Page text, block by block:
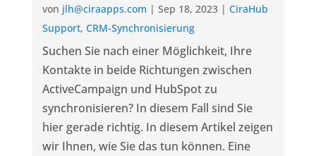
von jlh@ciraapps.com | Sep 18, 2023| CiraHub
Support, CRM-Synchronisierung
Suchen Sie nach einer Möglichkeit, Ihre
Kontakte in beide Richtungen zwischen
ActiveCampaign und HubSpot zu
synchronisieren? In diesem Fall sind Sie
hier gerade richtig. In diesem Artikel zeigen
wir Ihnen, wie Sie das tun können. Eine